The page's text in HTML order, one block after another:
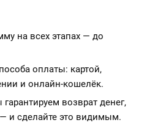
на всех этапах — до
оплаты: картой,
и онлайн-кошелёк.
возврат денег,
и сделайте это видимым.